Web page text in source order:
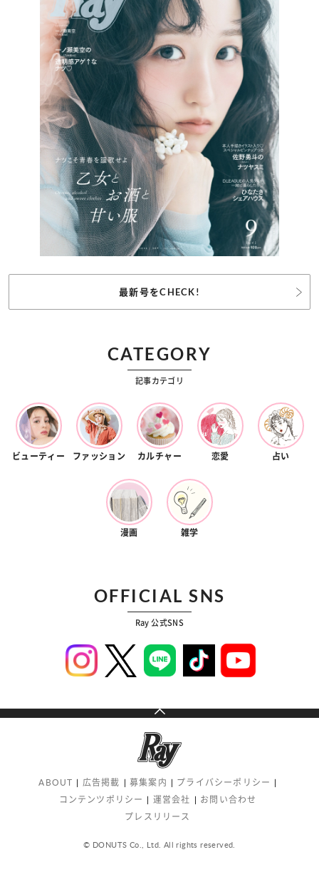
最新号をCHECK!
CATEGORY
記事カテゴリ
ビューティー ファッション カルチャー 恋愛 占い
漫画 雑学
OFFICIAL SNS
Ray 公式SNS
ABOUT 広告掲載 募集案内
プライバシーポリシー
コンテンツポリシー
運営会社
お問い合わせ
プレスリリース
© DONUTS Co., Ltd. All rights reserved.